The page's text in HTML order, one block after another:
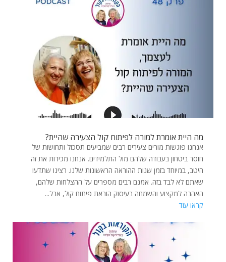
מה היית אומרת למורה לפיתוח קול הצעירה שהיית?
אנחנו פוגשות מורים צעירים רבים שמביעים תסכול ותחושות של
חוסר ביטחון בעבודה שלהם מול התלמידים. אנחנו מכירות את זה
היטב, במיוחד בזמן שנות ההוראה הראשונות שלנו. רצינו שתדעו
שאתם לא לבד בזה. אמנם רבים מספרים על ההצלחות שלהם,
האהבה למקצוע והשמחה בעיסוק הוראת פיתוח קול, אבל...
קראו עוד